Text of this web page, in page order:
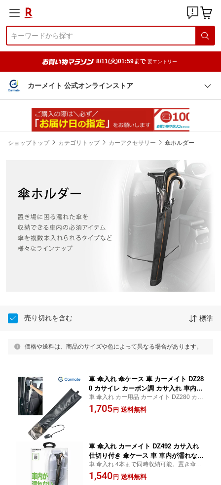
8/11(火)01:59まで 要エントリー
カーメイト 公式オンラインストア
ショップトップ カテゴリトップ カーアクセサリー 傘ホルダー
売り切れを含む 標準
価格や送料は、商品のサイズや色によって異なる場合があります。
車 傘入れ 傘ケース 車 カーメイト DZ28
0 カサイレ カーボン調 カサ入れ 車内用
品 取付簡単 カーボン調デザイン carmat
e (R80)
車 傘入れ カー用品 カーメイト DZ280 カサ
イレ カーボン調 送料無料
1,705円 送料無料
車 傘入れ カーメイト DZ492 カサ入れ
仕切り付き 傘ケース 車 車内が濡れない
傘入れ carmate (R80)
車 傘入れ 4本まで同時収納可能。置き傘と
濡れたカサを分けられる内仕切り付き。ヘ
ッドレストに取付けできるカサ入れ。
1,540円 送料無料